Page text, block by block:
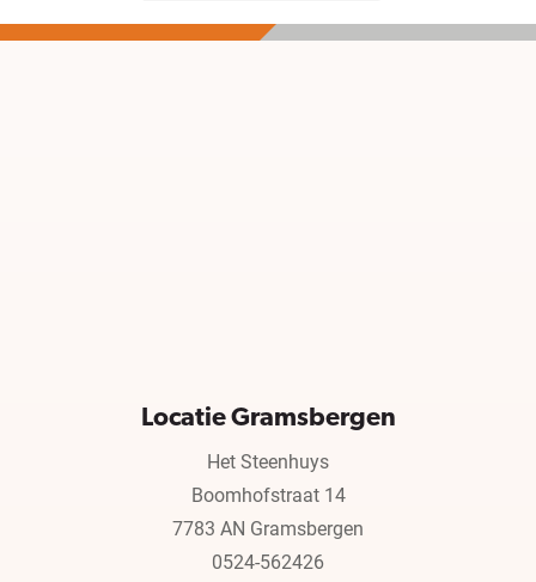
Locatie Gramsbergen
Het Steenhuys
Boomhofstraat 14
7783 AN Gramsbergen
0524-562426